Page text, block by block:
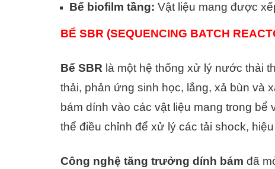
Bể biofilm tầng: Vật liệu mang được
BỂ SBR (SEQUENCING BATCH
Bể SBR là một hệ thống xử lý nước thải
thải, phản ứng sinh học, lắng, xả bùn và
bám dính vào các vật liệu mang trong
thể điều chỉnh để xử lý các tải shock,
Công nghệ tăng trưởng dính bám đã